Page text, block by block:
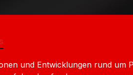
und Entwicklungen rund um